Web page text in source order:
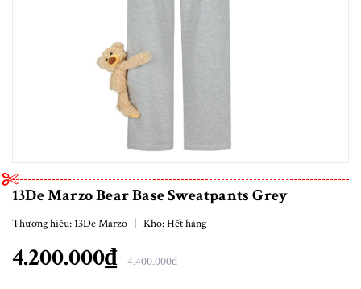
13De Marzo Bear Base Sweatpants Grey
Thương hiệu: 13De Marzo | Kho:Hết hàng
4.200.000₫ 4.400.000₫